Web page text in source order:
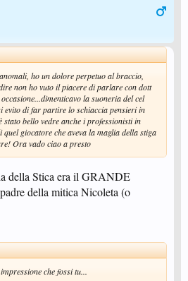
ho un dolore perpetuo al braccio,
non ho vuto il piacere di parlare con dott
la suoneria del cel
evito di far partire lo schiaccia pensieri in
stato bello vedre anche i professionisti in
giocatore che aveva la maglia della stiga
Ora vado ciao a presto
della Stica era il GRANDE
della mitica Nicoleta (o
che fossi tu...